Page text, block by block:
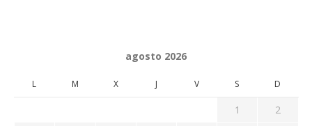
agosto 2026
L M X J V S D
1
2